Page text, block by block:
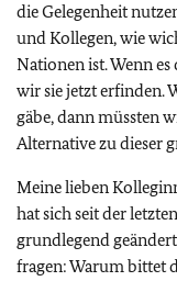
die Gelegenheit
und Kollegen, wie
Nationen ist. Wenn
wir sie jetzt erfinden.
gäbe, dann müssten
Alternative zu dieser
Meine lieben
hat sich seit der
grundlegend
fragen: Warum bittet